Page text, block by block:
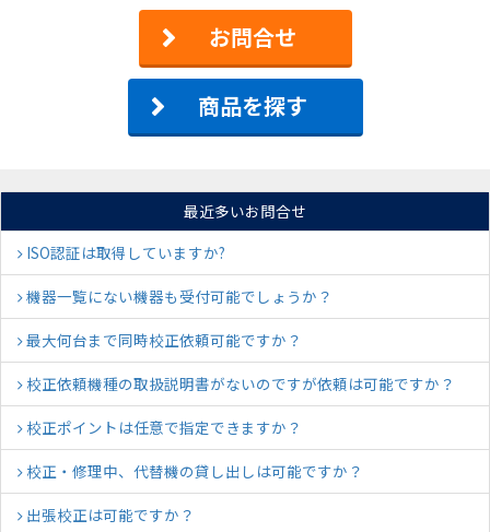
お問合せ
商品を探す
最近多いお問合せ
ISO認証は取得していますか?
機器一覧にない機器も受付可能でしょうか？
最大何台まで同時校正依頼可能ですか？
校正依頼機種の取扱説明書がないのですが依頼は可能ですか？
校正ポイントは任意で指定できますか？
校正・修理中、代替機の貸し出しは可能ですか？
出張校正は可能ですか？